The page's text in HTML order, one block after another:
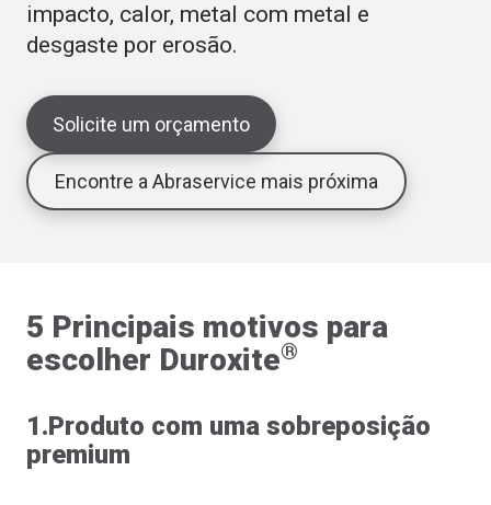
impacto, calor, metal com metal e
desgaste por erosão.
Solicite um orçamento
Encontre a Abraservice mais próxima
5 Principais motivos para
escolher Duroxite®
1.Produto com uma sobreposição
premium